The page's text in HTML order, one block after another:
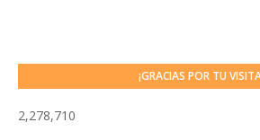
¡GRACIAS POR TU
2,278,710